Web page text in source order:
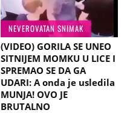
NEVEROVATAN SNIMAK
(VIDEO) GORILA SE UNEO
SITNIJEM MOMKU U LICE I
SPREMAO SE DA GA
UDARI: A onda je usledila
MUNJA! OVO JE
BRUTALNO